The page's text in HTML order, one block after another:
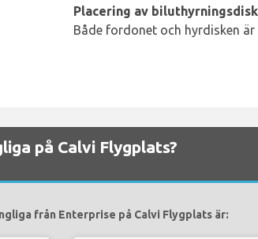
Placering av
Både fordonet och hyrdisken
på Calvi Flygplats?
från Enterprise på Calvi Flygplats är: